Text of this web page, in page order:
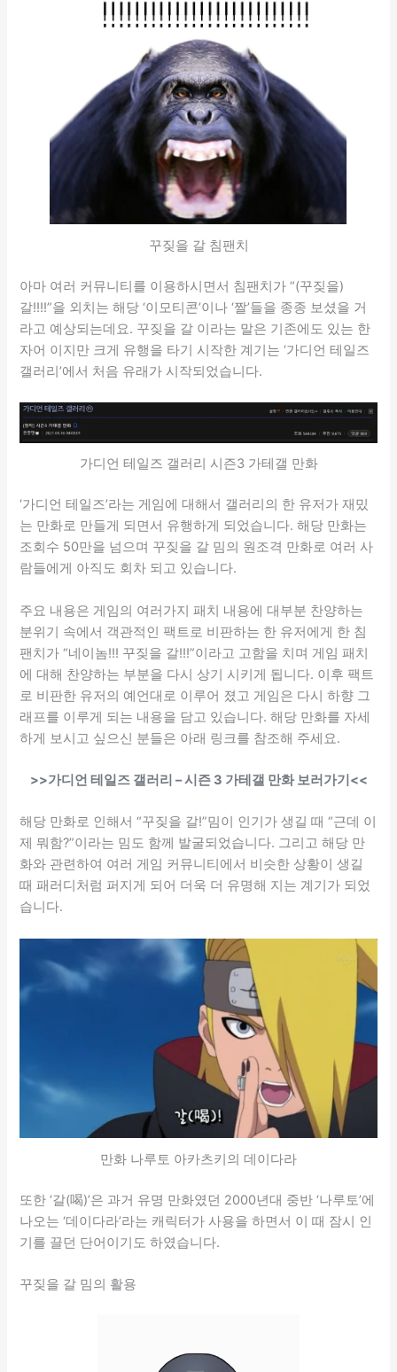
꾸짖을 갈 침팬치
아마 여러 커뮤니티를 이용하시면서 침팬치가 “(꾸짖을)
갈!!!!”을 외치는 해당 ‘이모티콘’이나 ‘짤’들을 종종 보셨을 거
라고 예상되는데요. 꾸짖을 갈 이라는 말은 기존에도 있는 한
자어 이지만 크게 유행을 타기 시작한 계기는 ‘가디언 테일즈
갤러리’에서 처음 유래가 시작되었습니다.
가디언 테일즈 갤러리 시즌3 가테갤 만화
‘가디언 테일즈’라는 게임에 대해서 갤러리의 한 유저가 재밌
는 만화로 만들게 되면서 유행하게 되었습니다. 해당 만화는
조회수 50만을 넘으며 꾸짖을 갈 밈의 원조격 만화로 여러 사
람들에게 아직도 회차 되고 있습니다.
주요 내용은 게임의 여러가지 패치 내용에 대부분 찬양하는
분위기 속에서 객관적인 팩트로 비판하는 한 유저에게 한 침
팬치가 “네이놈!!! 꾸짖을 갈!!!”이라고 고함을 치며 게임 패치
에 대해 찬양하는 부분을 다시 상기 시키게 됩니다. 이후 팩트
로 비판한 유저의 예언대로 이루어 졌고 게임은 다시 하향 그
래프를 이루게 되는 내용을 담고 있습니다. 해당 만화를 자세
하게 보시고 싶으신 분들은 아래 링크를 참조해 주세요.
>>가디언 테일즈 갤러리 – 시즌 3 가테갤 만화 보러가기<<
해당 만화로 인해서 “꾸짖을 갈!”밈이 인기가 생길 때 “근데 이
제 뭐함?”이라는 밈도 함께 발굴되었습니다. 그리고 해당 만
화와 관련하여 여러 게임 커뮤니티에서 비슷한 상황이 생길
때 패러디처럼 퍼지게 되어 더욱 더 유명해 지는 계기가 되었
습니다.
만화 나루토 아카츠키의 데이다라
또한 ‘갈(喝)’은 과거 유명 만화였던 2000년대 중반 ‘나루토’에
나오는 ‘데이다라’라는 캐릭터가 사용을 하면서 이 때 잠시 인
기를 끌던 단어이기도 하였습니다.
꾸짖을 갈 밈의 활용